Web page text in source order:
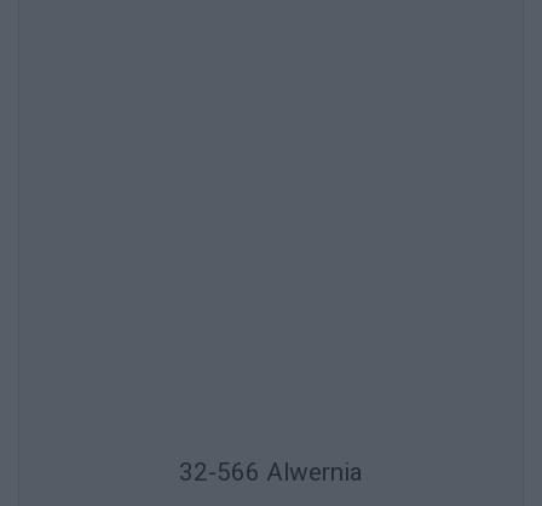
32-566 Alwernia